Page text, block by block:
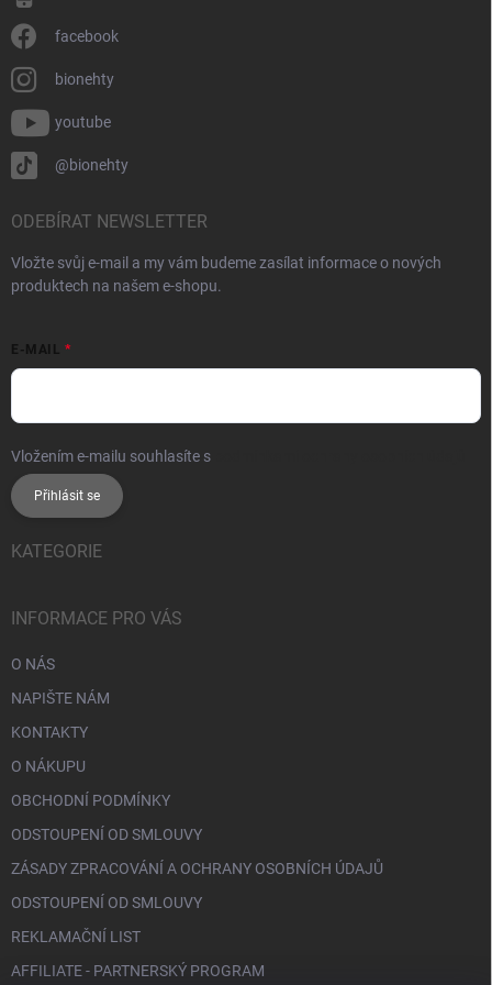
facebook
bionehty
youtube
@bionehty
ODEBÍRAT NEWSLETTER
Vložte svůj e-mail a my vám budeme zasílat informace o nových
produktech na našem e-shopu.
E-MAIL
Vložením e-mailu souhlasíte s
Přihlásit se
KATEGORIE
INFORMACE PRO VÁS
O NÁS
NAPIŠTE NÁM
KONTAKTY
O NÁKUPU
OBCHODNÍ PODMÍNKY
ODSTOUPENÍ OD SMLOUVY
ZÁSADY ZPRACOVÁNÍ A OCHRANY OSOBNÍCH ÚDAJŮ
ODSTOUPENÍ OD SMLOUVY
REKLAMAČNÍ LIST
AFFILIATE - PARTNERSKÝ PROGRAM